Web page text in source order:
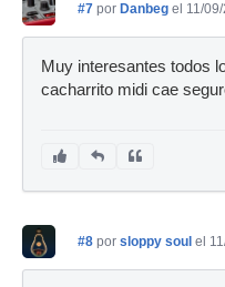
#7 por Danbeg el 11/
Muy interesantes todos
cacharrito midi cae
#8 por sloppy soul el